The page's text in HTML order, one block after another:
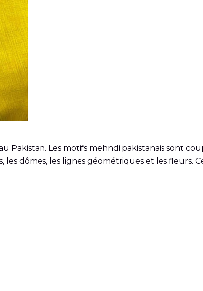
Les motifs mehndi pakistanais sont
dômes, les lignes géométriques et les fleurs.